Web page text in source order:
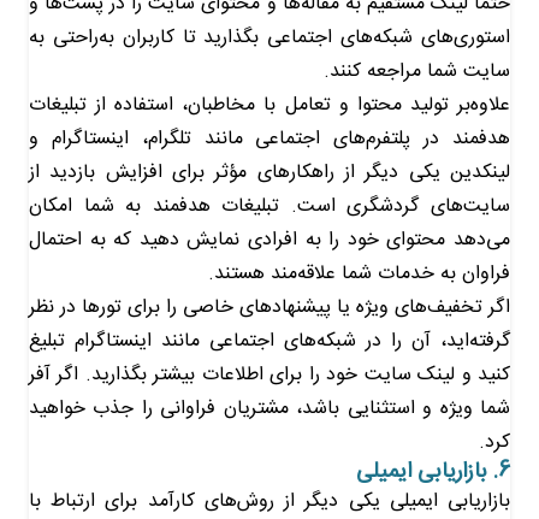
استوری‌های شبکه‌های اجتماعی بگذارید تا کاربران به‌راحتی به
سایت شما مراجعه کنند.
علاوه‌بر تولید محتوا و تعامل با مخاطبان، استفاده از تبلیغات
هدفمند در پلتفرم‌های اجتماعی مانند تلگرام، اینستاگرام و
لینکدین یکی دیگر از راهکارهای مؤثر برای افزایش بازدید از
سایت‌های گردشگری است. تبلیغات هدفمند به شما امکان
می‌دهد محتوای خود را به افرادی نمایش دهید که به احتمال
فراوان به خدمات شما علاقه‌مند هستند.
اگر تخفیف‌های ویژه یا پیشنهادهای خاصی را برای تورها در نظر
گرفته‌اید، آن را در شبکه‌های اجتماعی مانند اینستاگرام تبلیغ
کنید و لینک سایت خود را برای اطلاعات بیشتر بگذارید. اگر آفر
شما ویژه و استثنایی باشد، مشتریان فراوانی را جذب خواهید
کرد.
6. بازاریابی ایمیلی
بازاریابی ایمیلی یکی دیگر از روش‌های کارآمد برای ارتباط با